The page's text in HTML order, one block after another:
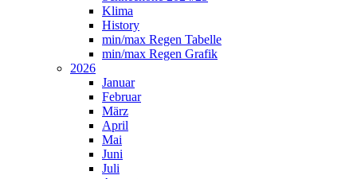
Klima
History
min/max Regen Tabelle
min/max Regen Grafik
2026
Januar
Februar
März
April
Mai
Juni
Juli